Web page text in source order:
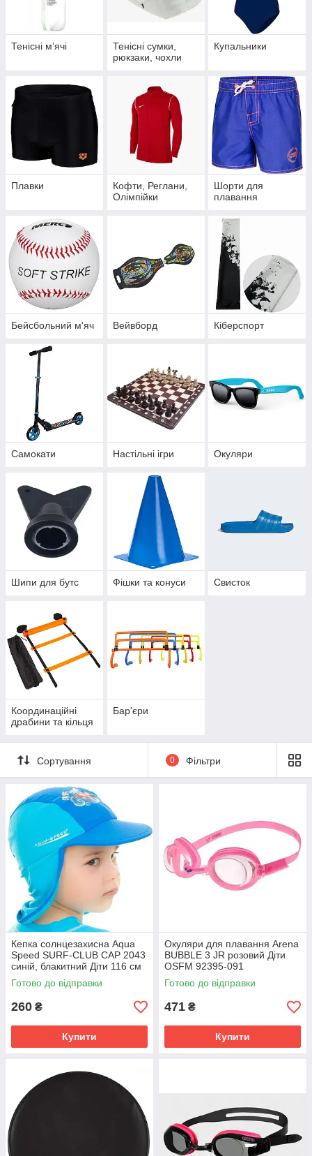
Тенісні мʼячі
Тенісні сумки,
рюкзаки, чохли
Купальники
Плавки
Кофти, Реглани,
Олімпійки
Шорти для
плавання
Бейсбольний м'яч Вейвборд Кіберспорт
Самокати Настільні ігри Окуляри
Шипи для бутс Фішки та конуси Свисток
Координаційні
драбини та кільця
Бар'єри
Сортування 0 Фільтри
Кепка солнцезахисна Aqua
Speed SURF-CLUB CAP 2043
синій, блакитний Діти 116 см
384-02
Готово до відправки
260 ₴
Купити
Окуляри для плавання Arena
BUBBLE 3 JR розовий Діти
OSFM 92395-091
Готово до відправки
471 ₴
Купити